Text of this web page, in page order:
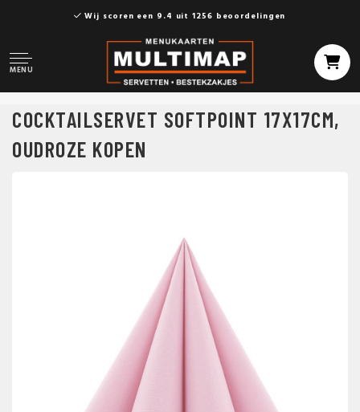
Wij scoren een 9.4 uit 1256 beoordelingen
MENU
COCKTAILSERVET SOFTPOINT 17X17CM,
OUDROZE KOPEN